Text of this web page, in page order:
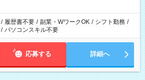
/ 履歴書不要 / 副業・WワークOK / シフト勤務 /
/ パソコンスキル不要
応募する 詳細へ